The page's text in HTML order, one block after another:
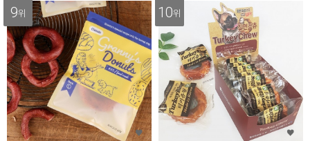
9위 10위